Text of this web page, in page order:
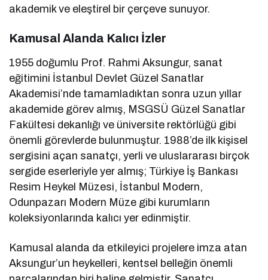
akademik ve eleştirel bir çerçeve sunuyor.
Kamusal Alanda Kalıcı İzler
1955 doğumlu Prof. Rahmi Aksungur, sanat
eğitimini İstanbul Devlet Güzel Sanatlar
Akademisi’nde tamamladıktan sonra uzun yıllar
akademide görev almış, MSGSÜ Güzel Sanatlar
Fakültesi dekanlığı ve üniversite rektörlüğü gibi
önemli görevlerde bulunmuştur. 1988’de ilk kişisel
sergisini açan sanatçı, yerli ve uluslararası birçok
sergide eserleriyle yer almış; Türkiye İş Bankası
Resim Heykel Müzesi, İstanbul Modern,
Odunpazarı Modern Müze gibi kurumların
koleksiyonlarında kalıcı yer edinmiştir.
Kamusal alanda da etkileyici projelere imza atan
Aksungur’un heykelleri, kentsel belleğin önemli